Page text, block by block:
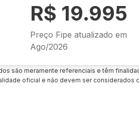
R$ 19.995
Preço Fipe atualizado em
Ago/2026
são meramente referenciais e têm
oficial e não devem ser considerados